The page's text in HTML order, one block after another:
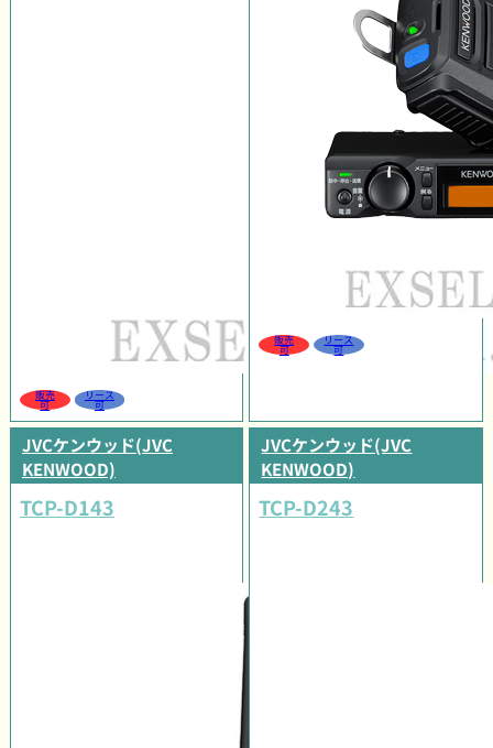
販売
可
リース
可
販売
可
リース
可
JVCケンウッド(JVC
KENWOOD)
TCP-D143
JVCケンウッド(JVC
KENWOOD)
TCP-D243